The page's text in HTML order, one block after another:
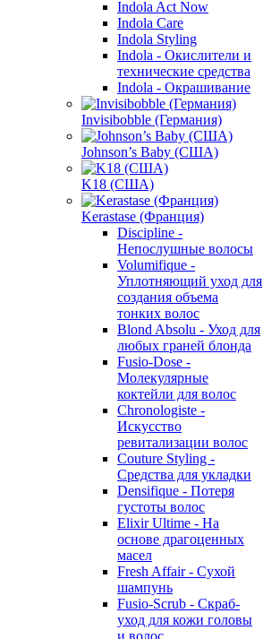
Indola Act Now
Indola Care
Indola Styling
Indola - Окислители и
технические средства
Indola - Окрашивание
Invisibobble (Германия)
Johnson’s Baby (США)
K18 (США)
Kerastase (Франция)
Discipline -
Непослушные волосы
Volumifique -
Уплотняющий уход для
создания объема
тонких волос
Blond Absolu - Уход для
любых граней блонда
Fusio-Dose -
Молекулярные
коктейли для волос
Chronologiste -
Искусство
ревитализации волос
Couture Styling -
Средства для укладки
Densifique - Потеря
густоты волос
Elixir Ultime - На
основе драгоценных
масел
Fresh Affair - Сухой
шампунь
Fusio-Scrub - Скраб-
уход для кожи головы
и волос